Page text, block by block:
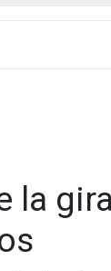
la